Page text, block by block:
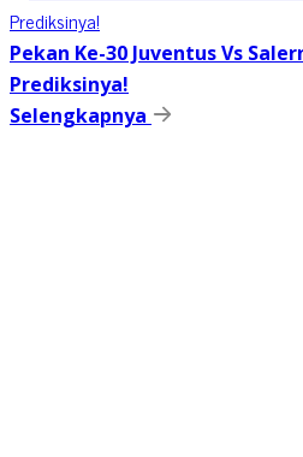
Pekan Ke-30 Juventus Vs
Prediksinya!
Selengkapnya